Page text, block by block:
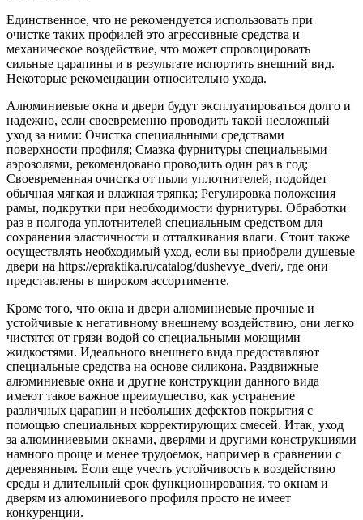
Единственное, что не рекомендуется использовать при
очистке таких профилей это агрессивные средства и
механическое воздействие, что может спровоцировать
сильные царапины и в результате испортить внешний вид.
Некоторые рекомендации относительно ухода.
Алюминиевые окна и двери будут эксплуатироваться долго и
надежно, если своевременно проводить такой несложный
уход за ними: Очистка специальными средствами
поверхности профиля; Смазка фурнитуры специальными
аэрозолями, рекомендовано проводить один раз в год;
Своевременная очистка от пыли уплотнителей, подойдет
обычная мягкая и влажная тряпка; Регулировка положения
рамы, подкрутки при необходимости фурнитуры. Обработки
раз в полгода уплотнителей специальным средством для
сохранения эластичности и отталкивания влаги. Стоит также
осуществлять необходимый уход, если вы приобрели душевые
двери на https://epraktika.ru/catalog/dushevye_dveri/, где они
представлены в широком ассортименте.
Кроме того, что окна и двери алюминиевые прочные и
устойчивые к негативному внешнему воздействию, они легко
чистятся от грязи водой со специальными моющими
жидкостями. Идеального внешнего вида предоставляют
специальные средства на основе силикона. Раздвижные
алюминиевые окна и другие конструкции данного вида
имеют такое важное преимущество, как устранение
различных царапин и небольших дефектов покрытия с
помощью специальных корректирующих смесей. Итак, уход
за алюминиевыми окнами, дверями и другими конструкциями
намного проще и менее трудоемок, например в сравнении с
деревянным. Если еще учесть устойчивость к воздействию
среды и длительный срок функционирования, то окнам и
дверям из алюминиевого профиля просто не имеет
конкуренции.